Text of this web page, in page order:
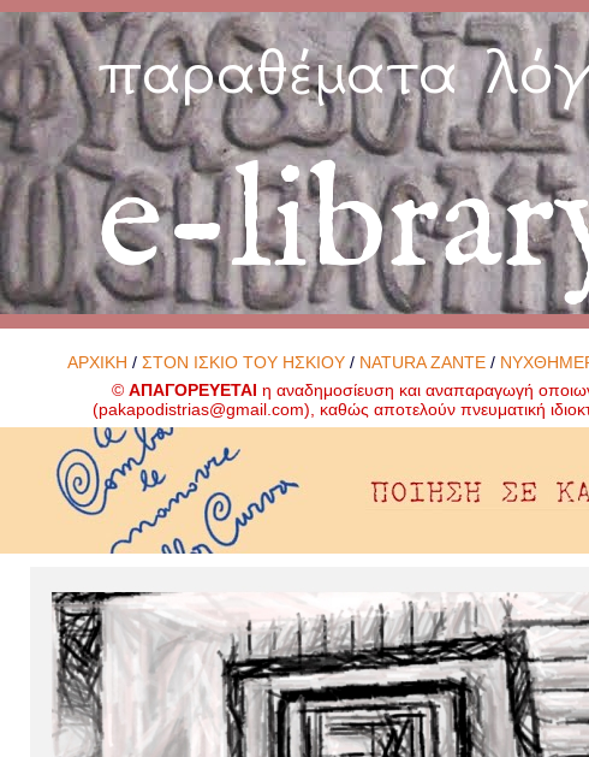
παραθέματα
e-
ΑΡΧΙΚΗ /ΣΤΟΝ ΙΣΚΙΟ ΤΟΥ ΗΣΚΙΟΥ / NATURA ZANTE /
©ΑΠΑΓΟΡΕΥΕΤΑΙ η αναδημοσίευση και αναπαραγωγή
(pakapodistrias@gmail.com), καθώς αποτελούν πνευματική